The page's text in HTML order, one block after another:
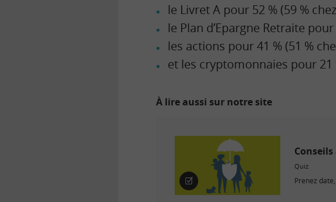
le Livret A pour 52 % (59 %
le Plan d’Epargne Retraite
les actions pour 41 % (51 %
et les cryptomonnaies pour 21
À lire aussi sur notre site
Q
u
Quiz
Prenez